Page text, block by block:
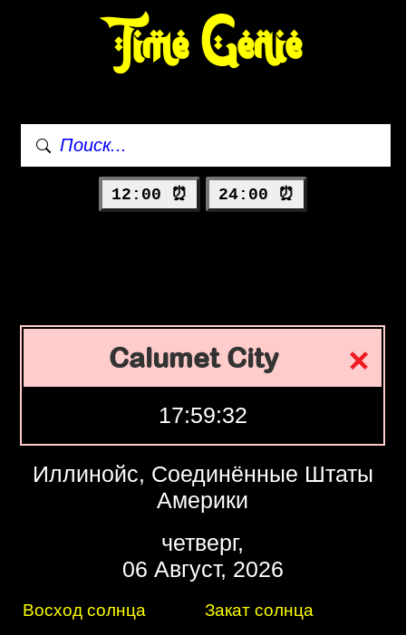
Time Genie
12:00 ⏰ 24:00 ⏰
Calumet City
17:59:33
Иллинойс, Соединённые Штаты
Америки
четверг,
06 Август, 2026
Восход солнца
Закат солнца